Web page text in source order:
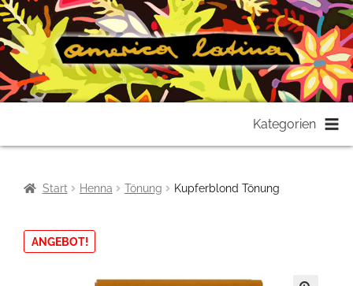
springen
springen
Kategorien
Start Henna Tönung Kupferblond Tönung
ANGEBOT!